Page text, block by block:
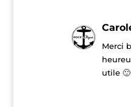
Merci
utile 🙂